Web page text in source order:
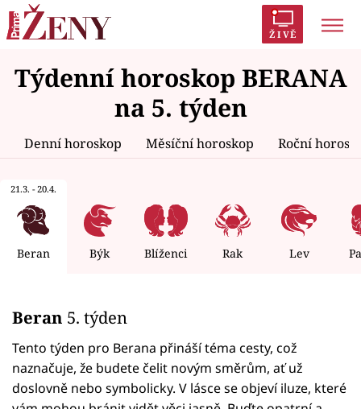
ŽIVĚ
Trendy: Polabí Inspekce Prostřeno!
AYTO?
Zrádci Proměny
Témata
Celebrity
Seriály
Horoskopy
Sledujte prima+
Týdenní horoskop BERANA
na 5. týden
Denní horoskop Měsíční horoskop Roční
21.3. - 20.4.
Beran Býk Blíženci Rak Lev
Beran 5. týden
Tento týden pro Berana přináší téma cesty, což
naznačuje, že budete čelit novým směrům, ať už
doslovně nebo symbolicky. V lásce se objeví iluze, které